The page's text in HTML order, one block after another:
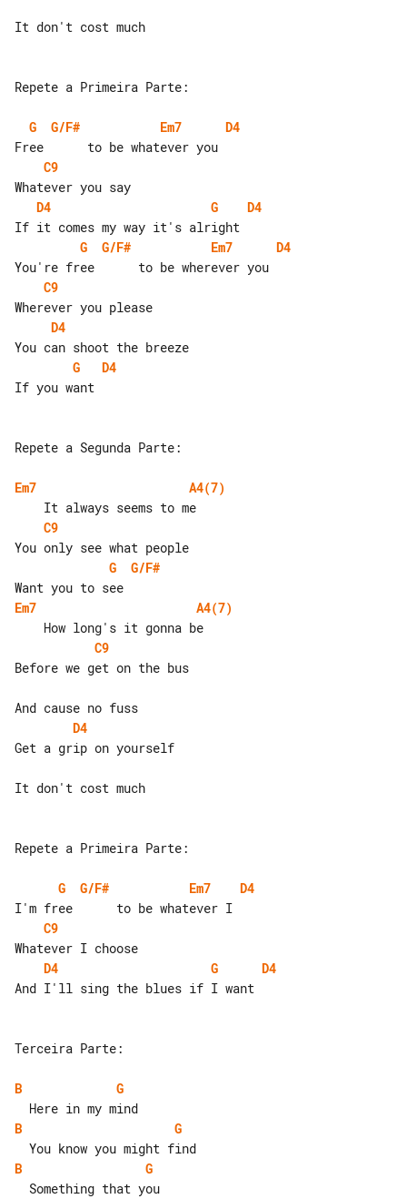
It don't cost much
Repete a Primeira Parte:
G G/F# Em7
D4
C9
D4
G
D4
G
G/F# Em7
D4
C9
D4
G
D4
If you want
Repete a Segunda Parte:
Em7
A4(7)
C9
G
G/F#
Em7
A4(7)
C9
Before we get on the bus
D4
Get a grip on yourself
It don't cost much
Repete a Primeira Parte:
G G/F# Em7
D4
C9
D4
G
D4
And I'll sing the blues if I want
Terceira Parte:
B
G
B
G
B
G